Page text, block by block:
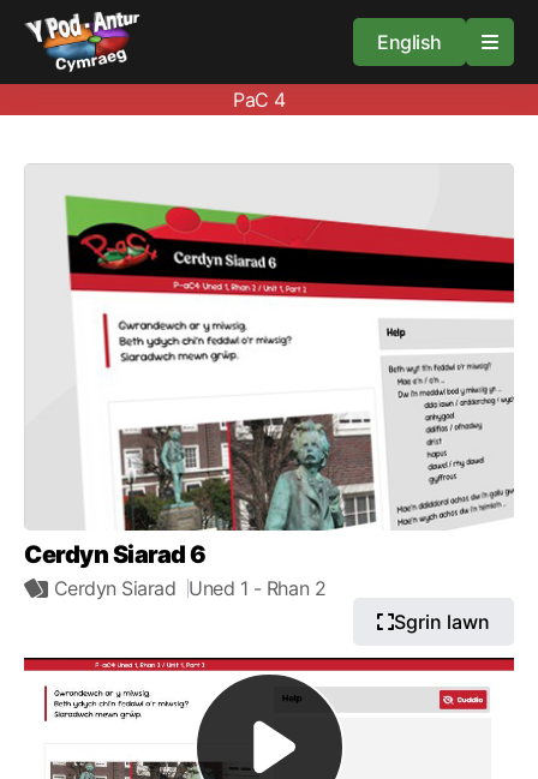
Amdan
Arweiniad
English
PaC 4
Cerdyn Siarad 6
Cerdyn Siarad Uned 1 - Rhan 2
Sgrin lawn